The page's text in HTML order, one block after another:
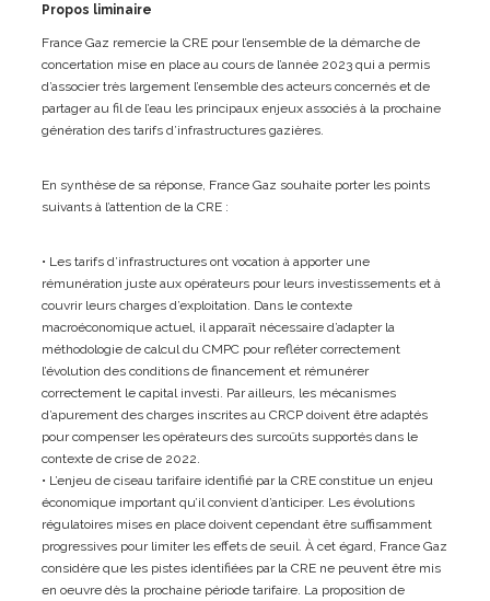
Propos liminaire
France Gaz remercie la CRE pour l’ensemble de la démarche de
concertation mise en place au cours de l’année 2023 qui a permis
d’associer très largement l’ensemble des acteurs concernés et de
partager au fil de l’eau les principaux enjeux associés à la prochaine
génération des tarifs d’infrastructures gazières.
En synthèse de sa réponse, France Gaz souhaite porter les points
suivants à l’attention de la CRE :
• Les tarifs d’infrastructures ont vocation à apporter une
rémunération juste aux opérateurs pour leurs investissements et à
couvrir leurs charges d’exploitation. Dans le contexte
macroéconomique actuel, il apparaît nécessaire d’adapter la
méthodologie de calcul du CMPC pour refléter correctement
l’évolution des conditions de financement et rémunérer
correctement le capital investi. Par ailleurs, les mécanismes
d’apurement des charges inscrites au CRCP doivent être adaptés
pour compenser les opérateurs des surcoûts supportés dans le
contexte de crise de 2022.
• L’enjeu de ciseau tarifaire identifié par la CRE constitue un enjeu
économique important qu’il convient d’anticiper. Les évolutions
régulatoires mises en place doivent cependant être suffisamment
progressives pour limiter les effets de seuil. À cet égard, France Gaz
considère que les pistes identifiées par la CRE ne peuvent être mis
en oeuvre dès la prochaine période tarifaire. La proposition de